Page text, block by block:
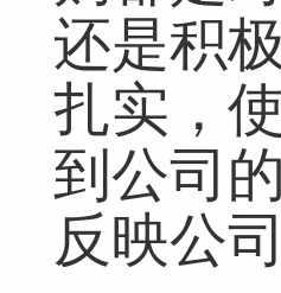
还是积
扎实，
到公司
反映公
网友评论仅供其表达个人看